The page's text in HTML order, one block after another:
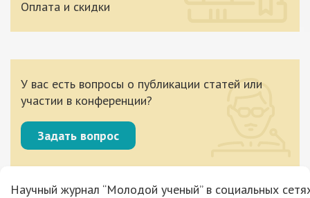
Оплата и скидки
У вас есть вопросы о публикации статей или
участии в конференции?
Задать вопрос
Научный журнал “Молодой ученый” в социальных